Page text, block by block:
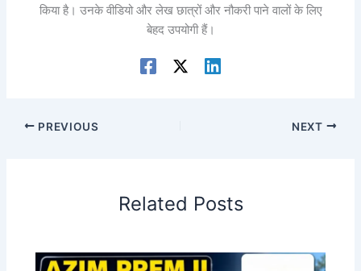
किया है। उनके वीडियो और लेख छात्रों और नौकरी पाने वालों के लिए
बेहद उपयोगी हैं।
PREVIOUS NEXT
Related Posts